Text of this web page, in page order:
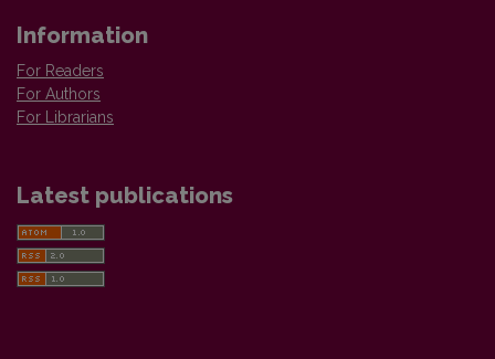
Information
For Readers
For Authors
For Librarians
Latest publications